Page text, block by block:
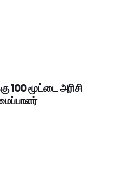
100 மூட்டை அரிசி